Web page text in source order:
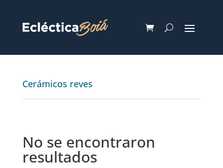
Cerámicos reves
No se encontraron
resultados